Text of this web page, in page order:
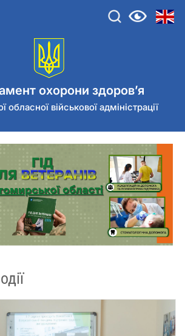
охорони здоров’я
військової адміністрації